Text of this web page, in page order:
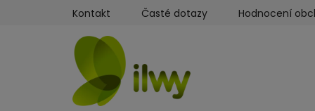
Kontakt Časté dotazy Hodnocení